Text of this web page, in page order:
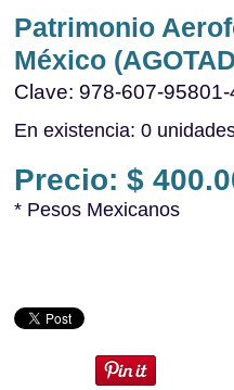
Patrimonio
México
Clave: 978-607-95801-
En existencia: 0
Precio: $
* Pesos Mexicanos